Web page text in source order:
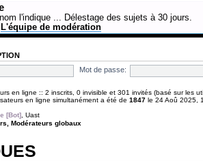
l'indique ... Délestage des sujets à 30 jours.
L'équipe de modération
Mot de passe:
en ligne :: 2 inscrits, 0 invisible et 301 invités (basé sur les
en ligne simultanément a été de 1847 le 24 Aoû 2025,
[Bot] Uast
Modérateurs globaux